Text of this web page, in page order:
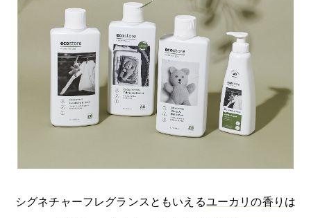
シグネチャーフレグランスともいえる ユーカリの香り は